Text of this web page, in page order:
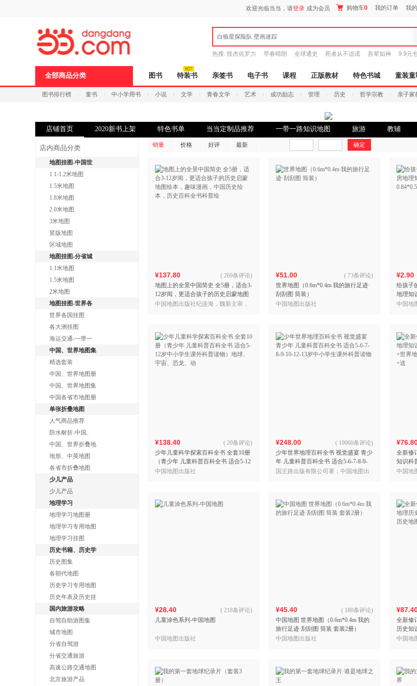
欢迎光临当当，请登录 成为会员 购物车0 我的订单 我
白狼星探险队 壁画迷踪
热搜: 怪杰佐罗力 早春晴朗 全球通史 死者从不说谎 吾辈如神 9.9元
全部商品分类 图书 特装书 亲签书 电子书 课程 正版教材 特色书城 童装童
图书排行榜 童书 中小学用书 小说 文学 青春文学 艺术 成功励志 管理 历史 哲学宗教 亲子家
店铺首页 2020新书上架 特色书单 当当定制品推荐 一带一路知识地图 旅游 教辅
搜索
店内商品分类
地图挂图-中国世
1.1-1.2米地图
1.5米地图
1.8米地图
2.0米地图
3米地图
竖版地图
区域地图
地图挂图-分省城
1.1米地图
1.5米地图
2米地图
地图挂图-世界各
世界各国挂图
各大洲挂图
海运交通-一带一
中国、世界地图集
精选套装
中国、世界地图册
中国、世界地图集
中国各省市地图册
单张折叠地图
人气商品推荐
防水耐折-中国、
中国、世界折叠地
地形、中英地图
各省市折叠地图
少儿产品
少儿产品
地理学习
地理学习地图册
地理学习专用地图
地理学习挂图
历史书籍、历史学
历史图集
各朝代地图
历史学习专用地图
历史年表及历史挂
国内旅游攻略
自驾自助游图集
城市地图
分省自驾游
分省交通旅游
高速公路交通地图
北京旅游产品
销量 价格 好评 最新
¥137.80
地图上的全景中国简史 全5册，适合3-
12岁阅，更适合孩子的历史启蒙地图
绘本，趣味漫画，中国历史绘本，历
( 269条评论)
中国地图出版社纪连海，魏新主审，
¥51.00
世界地图（0.6m*0.4m 我的旅行足迹·
刮刮图 筒装）
( 73条评论)
中国地图出版社
¥2.90
给孩子
地理知
米 少儿
中国地
¥138.40
少年儿童科学探索百科全书 全套10册
（青少年 儿童科普百科全书 适合5-12
岁中小学生课外科普读物）地球、宇
( 20条评论)
中国地图出版社
¥248.00
少年世界地理百科全书 视觉盛宴 青少
年 儿童科普百科全书 适合5-6-7-8-9-
10-12-13岁中小学生课外科普读物
( 19060条评论)
国王路出版有限公司著；中国地图出
全新修
知识科
界地图
中国地
¥28.40
儿童涂色系列-中国地图
( 218条评论)
中国地图出版社
¥45.40
中国地图 世界地图（0.6m*0.4m 我的
旅行足迹·刮刮图 筒装 套装2册）
( 180条评论)
中国地图出版社
全新修
历史知
地图 思
中国地
页